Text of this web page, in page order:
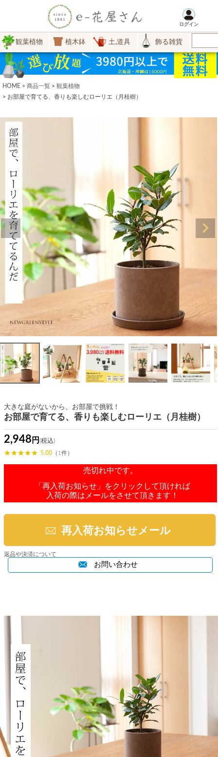
ログイン
観葉植物 植木鉢 土,道具 飾る雑貨
HOME 商品一覧
観葉植物
お部屋で育てる、香りも楽しむローリエ（月桂樹）
大きな庭がないから、お部屋で挑戦！
お部屋で育てる、香りも楽しむローリエ（月桂樹）
2,948
5.00 （1件）
売切れ中です。
「再入荷お知らせ」をクリックして頂ければ
入荷の際はメールをさせて頂きます！
再入荷お知らせメール
お問い合わせ
返品や決済について